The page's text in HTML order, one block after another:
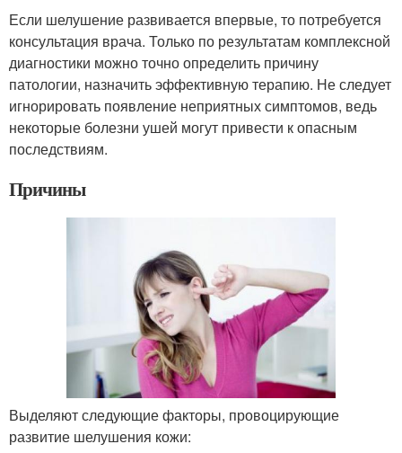
Если шелушение развивается впервые, то потребуется
консультация врача. Только по результатам комплексной
диагностики можно точно определить причину
патологии, назначить эффективную терапию. Не следует
игнорировать появление неприятных симптомов, ведь
некоторые болезни ушей могут привести к опасным
последствиям.
Причины
Выделяют следующие факторы, провоцирующие
развитие шелушения кожи: